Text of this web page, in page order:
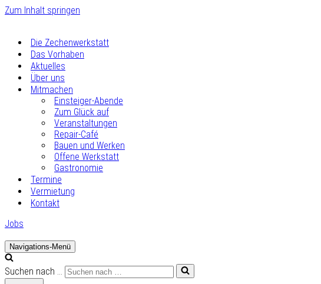
Zum Inhalt springen
Die Zechenwerkstatt
Das Vorhaben
Aktuelles
Über uns
Mitmachen
Einsteiger-Abende
Zum Glück auf
Veranstaltungen
Repair-Café
Bauen und Werken
Offene Werkstatt
Gastronomie
Termine
Vermietung
Kontakt
Jobs
Navigations-Menü
Suchen nach …